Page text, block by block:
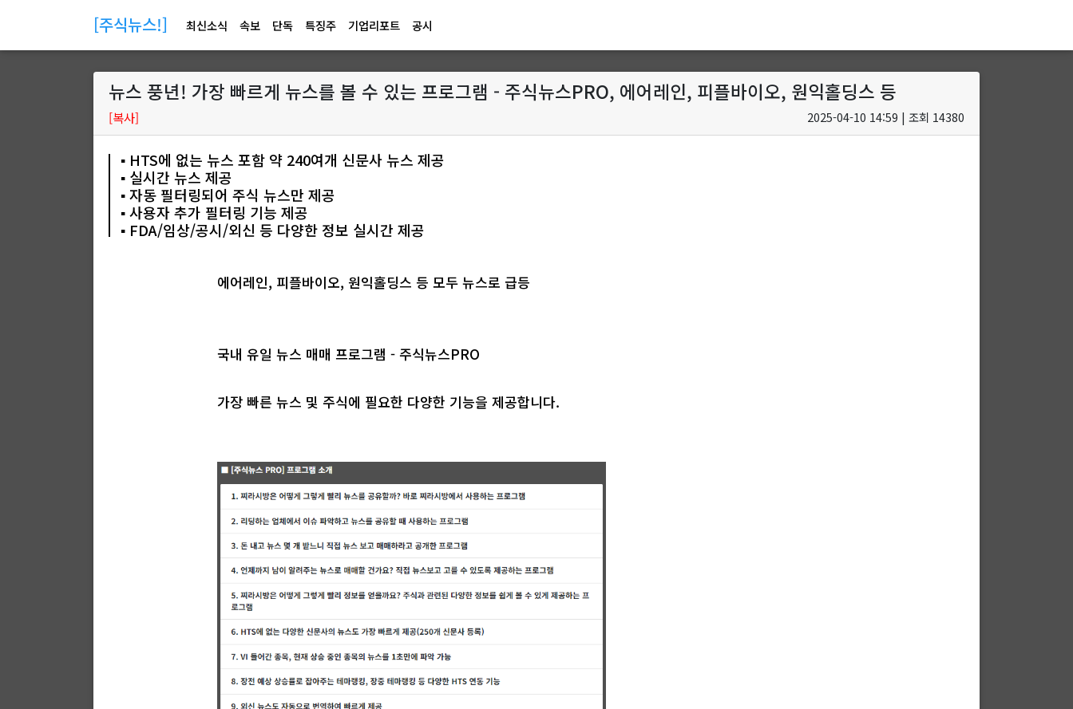
[주식뉴스!] 최신소식 속보 단독 특징주 기업리포트 공시
뉴스 풍년! 가장 빠르게 뉴스를 볼 수 있는 프로그램 - 주식뉴스PRO, 에어레인, 피플바이오, 원익홀딩스 등
[복사] 2025-04-10 14:59 | 조회 14380
▪️ HTS에 없는 뉴스 포함 약 240여개 신문사 뉴스 제공
▪️ 실시간 뉴스 제공
▪️ 자동 필터링되어 주식 뉴스만 제공
▪️ 사용자 추가 필터링 기능 제공
▪️ FDA/임상/공시/외신 등 다양한 정보 실시간 제공
에어레인, 피플바이오, 원익홀딩스 등 모두 뉴스로 급등
국내 유일 뉴스 매매 프로그램 - 주식뉴스PRO
가장 빠른 뉴스 및 주식에 필요한 다양한 기능을 제공합니다.